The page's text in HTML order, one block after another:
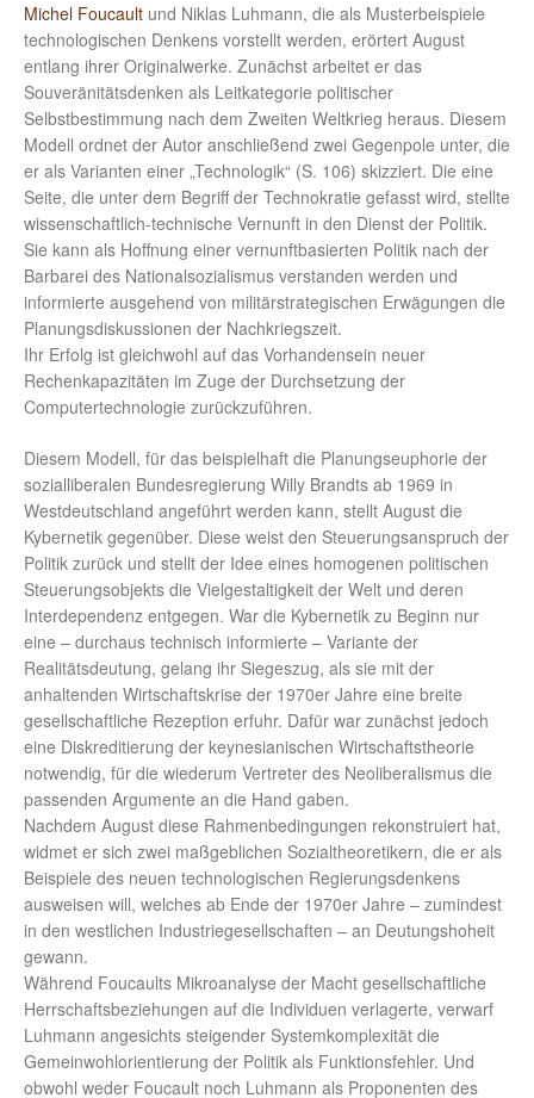
Michel Foucault und Niklas Luhmann, die als Musterbeispiele
technologischen Denkens vorstellt werden, erörtert August
entlang ihrer Originalwerke. Zunächst arbeitet er das
Souveränitätsdenken als Leitkategorie politischer
Selbstbestimmung nach dem Zweiten Weltkrieg heraus. Diesem
Modell ordnet der Autor anschließend zwei Gegenpole unter, die
er als Varianten einer „Technologik“ (S. 106) skizziert. Die eine
Seite, die unter dem Begriff der Technokratie gefasst wird, stellte
wissenschaftlich-technische Vernunft in den Dienst der Politik.
Sie kann als Hoffnung einer vernunftbasierten Politik nach der
Barbarei des Nationalsozialismus verstanden werden und
informierte ausgehend von militärstrategischen Erwägungen die
Planungsdiskussionen der Nachkriegszeit.
Ihr Erfolg ist gleichwohl auf das Vorhandensein neuer
Rechenkapazitäten im Zuge der Durchsetzung der
Computertechnologie zurückzuführen.
Diesem Modell, für das beispielhaft die Planungseuphorie der
sozialliberalen Bundesregierung Willy Brandts ab 1969 in
Westdeutschland angeführt werden kann, stellt August die
Kybernetik gegenüber. Diese weist den Steuerungsanspruch der
Politik zurück und stellt der Idee eines homogenen politischen
Steuerungsobjekts die Vielgestaltigkeit der Welt und deren
Interdependenz entgegen. War die Kybernetik zu Beginn nur
eine – durchaus technisch informierte – Variante der
Realitätsdeutung, gelang ihr Siegeszug, als sie mit der
anhaltenden Wirtschaftskrise der 1970er Jahre eine breite
gesellschaftliche Rezeption erfuhr. Dafür war zunächst jedoch
eine Diskreditierung der keynesianischen Wirtschaftstheorie
notwendig, für die wiederum Vertreter des Neoliberalismus die
passenden Argumente an die Hand gaben.
Nachdem August diese Rahmenbedingungen rekonstruiert hat,
widmet er sich zwei maßgeblichen Sozialtheoretikern, die er als
Beispiele des neuen technologischen Regierungsdenkens
ausweisen will, welches ab Ende der 1970er Jahre – zumindest
in den westlichen Industriegesellschaften – an Deutungshoheit
gewann.
Während Foucaults Mikroanalyse der Macht gesellschaftliche
Herrschaftsbeziehungen auf die Individuen verlagerte, verwarf
Luhmann angesichts steigender Systemkomplexität die
Gemeinwohlorientierung der Politik als Funktionsfehler. Und
obwohl weder Foucault noch Luhmann als Proponenten des